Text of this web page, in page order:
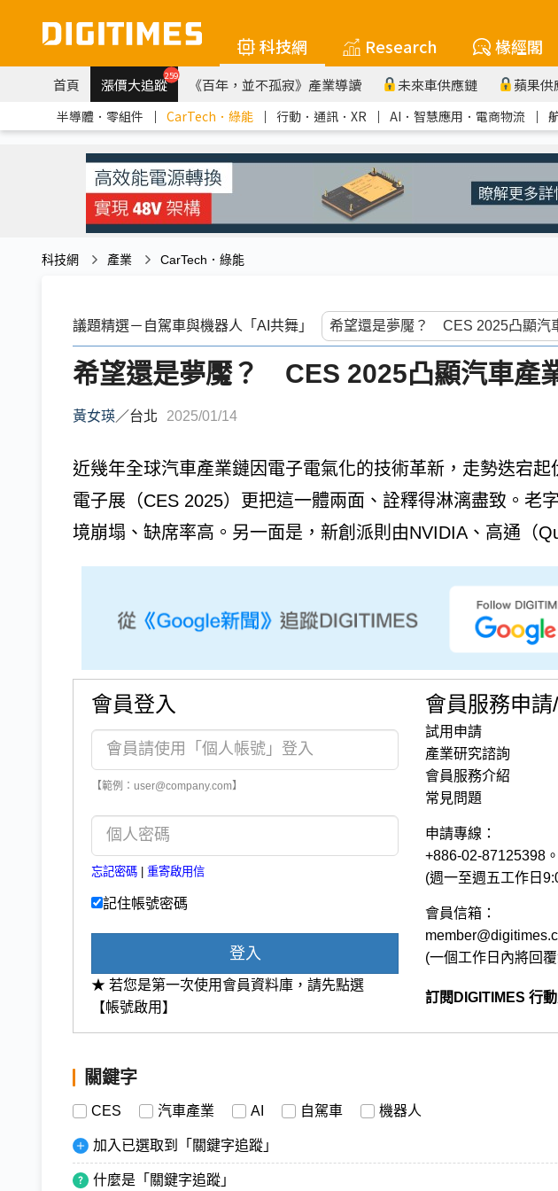
科技網 Research 椽經閣
首頁 漲價大追蹤259 《百年，並不孤寂》產業導讀 未來車供應鏈 蘋果供
半導體．零組件 ｜ CarTech．綠能 ｜ 行動．通訊．XR ｜ AI．智慧應用．電商物流 ｜
科技網 產業 CarTech．綠能
議題精選－自駕車與機器人「AI共舞」
希望還是夢魘？ CES 2025凸顯汽車產
黃女瑛／台北 2025/01/14
近幾年全球汽車產業鏈因電子電氣化的技術革新，走勢迭宕起
電子展（CES 2025）更把這一體兩面、詮釋得淋漓盡致。老
境崩塌、缺席率高。另一面是，新創派則由NVIDIA、高通（
會員登入
【範例：user@company.com】
忘記密碼 重寄啟用信
記住帳號密碼
登入
★ 若您是第一次使用會員資料庫，請先點選
【帳號啟用】
會員服務申請
試用申請
產業研究諮詢
會員服務介紹
常見問題
申請專線：
+886-02-87125398。
(週一至週五工作日
會員信箱：
(一個工作日內將回
訂閱DIGITIMES 行
關鍵字
CES 汽車產業 AI 自駕車 機器人
加入已選取到「關鍵字追蹤」
什麼是「關鍵字追蹤」